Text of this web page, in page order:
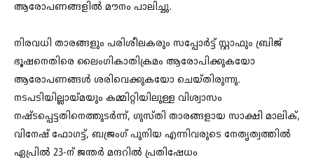
ആരോപണങ്ങളില്‍ മൗനം പാലിച്ചു.
നിരവധി താരങ്ങളും പരിശീലകരും സപ്പോര്‍ട്ട് സ്റ്റാഫും ബ്രിജ്
ഭൂഷനെതിരെ ലൈംഗികാതിക്രമം ആരോപിക്കുകയോ
ആരോപണങ്ങള്‍ ശരിവെക്കുകയോ ചെയ്തിരുന്നു.
നടപടിയില്ലായ്മയും കമ്മിറ്റിയിലുള്ള വിശ്വാസം
നഷ്ടപ്പെട്ടതിനെത്തുടര്‍ന്ന്, ഗുസ്തി താരങ്ങളായ സാക്ഷി മാലിക്,
വിനേഷ് ഫോഗട്ട്, ബജ്രംഗ് പുനിയ എന്നിവരുടെ നേതൃത്വത്തില്‍
ഏപ്രില്‍ 23-ന് ജന്തര്‍ മന്ദറില്‍ പ്രതിഷേധം